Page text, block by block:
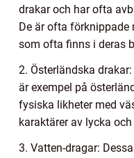
drakar och har ofta
De är ofta förknippade
som ofta finns i deras
2. Österländska
är exempel på
fysiska likheter med
karaktärer av lycka
3. Vatten-dragar: